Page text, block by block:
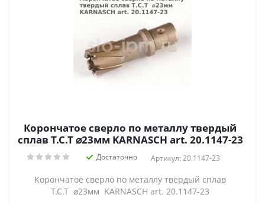
Корончатое сверло по металлу твердый
сплав Т.С.Т ⌀23мм KARNASCH art. 20.1147-23
Достаточно Артикул: 20.1147-23
Корончатое сверло по металлу твердый сплав
Т.С.Т ⌀23мм KARNASCH art. 20.1147-23